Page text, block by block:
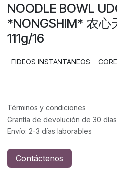
NOODLE BOWL
*NONGSHIM* 农心
111g/16
FIDEOS INSTANTANEOS
Términos y condiciones
Grantía de devolución de 30 días
Envío: 2-3 días laborables
Contáctenos